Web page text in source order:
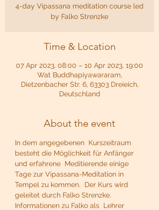
4-day Vipassana meditation course led
by Falko Strenzke
Time & Location
07 Apr 2023, 08:00 – 10 Apr 2023, 19:00
Wat Buddhapiyawararam,
Dietzenbacher Str. 6, 63303 Dreieich,
Deutschland
About the event
In dem angegebenen  Kurszeitraum
besteht die Möglichkeit für Anfänger
und erfahrene  Meditierende einige
Tage zur Vipassana-Meditation in
Tempel zu kommen.  Der Kurs wird
geleitet durch Falko Strenzke.
Informationen zu Falko als  Lehrer